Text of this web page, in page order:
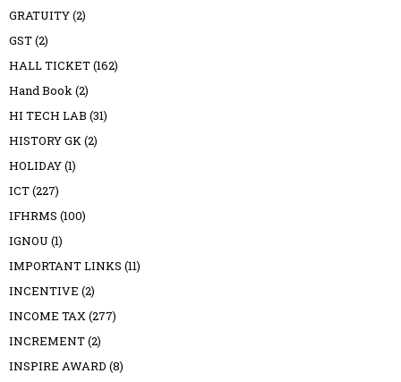
GRATUITY(2)
GST(2)
HALL TICKET(162)
Hand Book(2)
HI TECH LAB (31)
HISTORY GK(2)
HOLIDAY(1)
ICT(227)
IFHRMS (100)
IGNOU (1)
IMPORTANT LINKS (11)
INCENTIVE (2)
INCOME TAX(277)
INCREMENT(2)
INSPIRE AWARD (8)